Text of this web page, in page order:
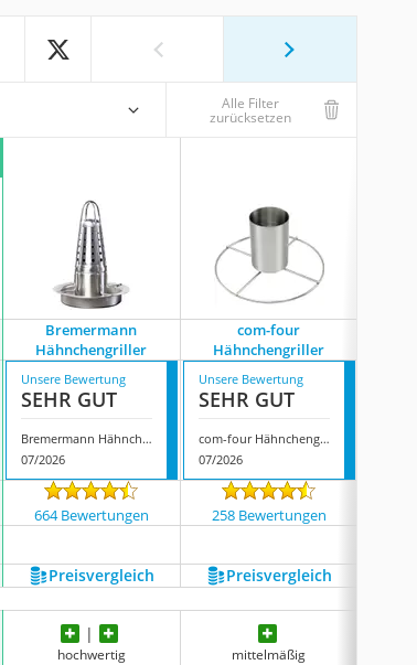
Alle Filter
zurücksetzen
Bremermann
Hähnchengriller
com-four
Hähnchengriller
Unsere Bewertung
SEHR GUT
Bremermann Hähnchengriller
07/2026
Unsere Bewertung
SEHR GUT
com-four Hähnchengriller
07/2026
664 Bewertungen 258 Bewertungen
Preis­vergleich Preis­vergleich
hochwertig mittelmäßig